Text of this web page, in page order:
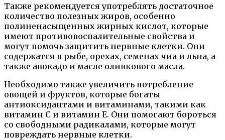
Также рекомендуется употреблять достаточное
количество полезных жиров, особенно
полиненасыщенных жирных кислот, которые
имеют противовоспалительные свойства и
могут помочь защитить нервные клетки. Они
содержатся в рыбе, орехах, семенах чиа и льна, а
также авокадо и масле оливкового масла.
Необходимо также увеличить потребление
овощей и фруктов, которые богаты
антиоксидантами и витаминами, такими как
витамин С и витамин Е. Они помогают бороться
со свободными радикалами, которые могут
повреждать нервные клетки.